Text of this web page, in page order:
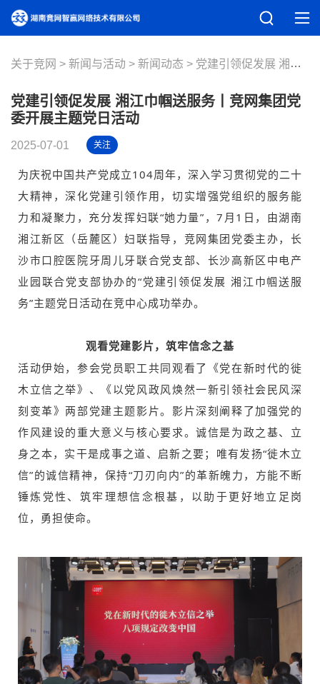
关于竞网 新闻与活动 新闻动态 党建引领促发展 湘江巾帼送服务丨竞网集团党委开展主题党日活动
党建引领促发展 湘江巾帼送服务丨竞网集团党
委开展主题党日活动
2025-07-01 关注
为庆祝中国共产党成立104周年，深入学习贯彻党的二十
大精神，深化党建引领作用，切实增强党组织的服务能
力和凝聚力，充分发挥妇联“她力量”，7月1日，由湖南
湘江新区（岳麓区）妇联指导，竞网集团党委主办，长
沙市口腔医院牙周儿牙联合党支部、长沙高新区中电产
业园联合党支部协办的“党建引领促发展 湘江巾帼送服
务”主题党日活动在竞中心成功举办。
观看党建影片，筑牢信念之基
活动伊始，参会党员职工共同观看了《党在新时代的徙
木立信之举》、《以党风政风焕然一新引领社会民风深
刻变革》两部党建主题影片。影片深刻阐释了加强党的
作风建设的重大意义与核心要求。诚信是为政之基、立
身之本，实干是成事之道、启新之要；唯有发扬“徙木立
信”的诚信精神，保持“刀刃向内”的革新魄力，方能不断
锤炼党性、筑牢理想信念根基，以助于更好地立足岗
位，勇担使命。